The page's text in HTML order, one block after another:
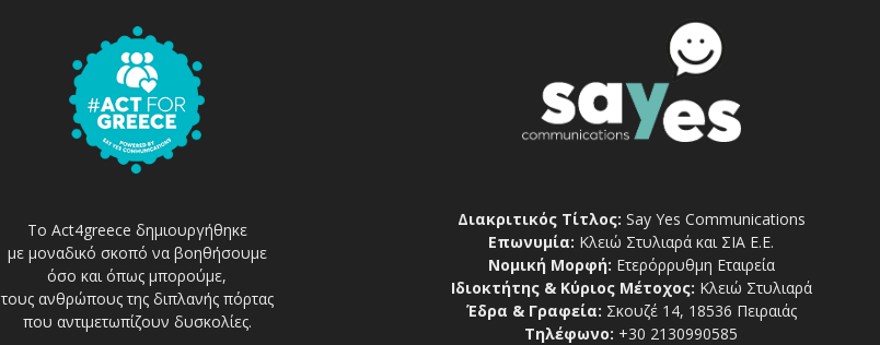
Το Act4greece δημιουργήθηκε
με μοναδικό σκοπό να βοηθήσουμε
όσο και όπως μπορούμε,
τους ανθρώπους της διπλανής πόρτας
που αντιμετωπίζουν δυσκολίες.
Διακριτικός Τίτλος: Say Yes Communications
Επωνυμία: Κλειώ Στυλιαρά και ΣΙΑ Ε.Ε.
Νομική Μορφή: Ετερόρρυθμη Εταιρεία
Ιδιοκτήτης & Κύριος Μέτοχος: Κλειώ Στυλιαρά
Έδρα & Γραφεία: Σκουζέ 14, 18536 Πειραιάς
Τηλέφωνο: +30 2130990585